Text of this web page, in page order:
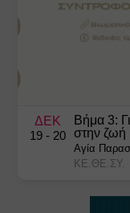
ΔΕΚ
19 - 20
Βήμα 3:
στην ζωή
Αγία
ΚΕ.ΘΕ.ΣΥ.